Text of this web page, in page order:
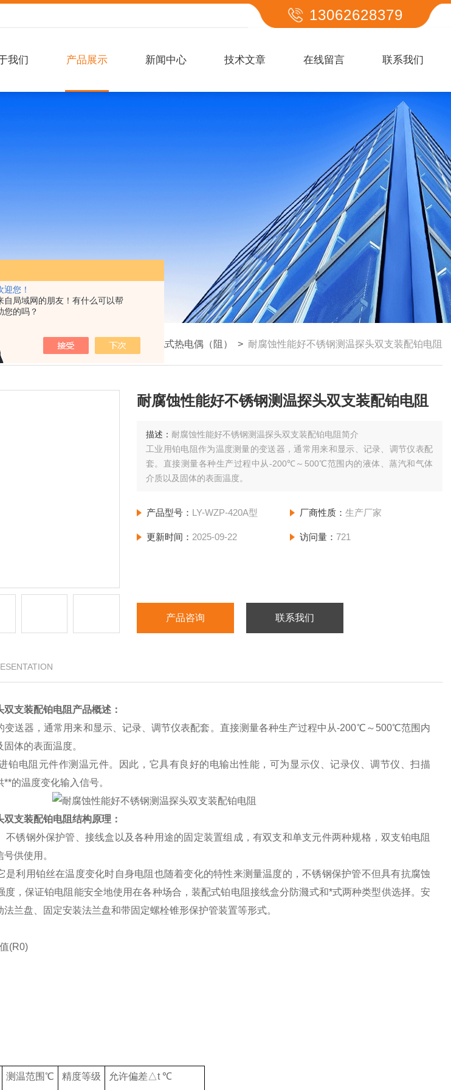
迎您！
自局域网的朋友！有什么可以帮
您的吗？
13062628379
我们 产品展示 新闻中心 技术文章 在线留言 联系我们
产品展示 温度仪表 装配式热电偶（阻） > 耐腐蚀性能好不锈钢测温探头双支装配铂电阻
耐腐蚀性能好不锈钢测温探头双支装配铂电阻
描述： 耐腐蚀性能好不锈钢测温探头双支装配铂电阻简介
工业用铂电阻作为温度测量的变送器，通常用来和显示、记录、调节仪表配
套。直接测量各种生产过程中从-200℃～500℃范围内的液体、蒸汽和气体
介质以及固体的表面温度。
产品型号： LY-WZP-420A型 厂商性质： 生产厂家
更新时间： 2025-09-22 访问量： 721
产品咨询 联系我们
支装配铂电阻 产品概述：
变送器，通常用来和显示、记录、调节仪表配套。直接测量各种生产过程中从-200℃～500℃范围内
体的表面温度。
铂电阻元件作测温元件。因此，它具有良好的电输出性能，可为显示仪、记录仪、调节仪、扫描
的温度变化输入信号。
支装配铂电阻结构原理：
不锈钢外保护管、接线盒以及各种用途的固定装置组成，有双支和单支元件两种规格，双支铂电阻
供使用。
是利用铂丝在温度变化时自身电阻也随着变化的特性来测量温度的，不锈钢保护管不但具有抗腐蚀
度，保证铂电阻能安全地使用在各种场合，装配式铂电阻接线盒分防濺式和*式两种类型供选择。安
兰盘、固定安装法兰盘和带固定螺栓锥形保护管装置等形式。
(R0)
测温范围℃ 精度等级 允许偏差△t ℃